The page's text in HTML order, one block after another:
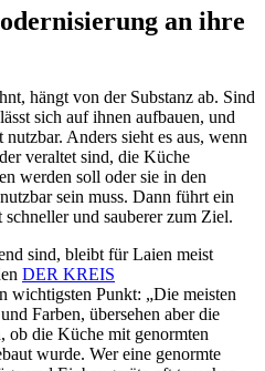
an ihre
hängt von der Substanz ab. Sind
sich auf ihnen aufbauen, und
Anders sieht es aus, wenn
veraltet sind, die Küche
werden soll oder sie in den
sein muss. Dann führt ein
und sauberer zum Ziel.
sind, bleibt für Laien meist
DER KREIS
wichtigsten Punkt: „Die meisten
Farben, übersehen aber die
ob die Küche mit genormten
wurde. Wer eine genormte